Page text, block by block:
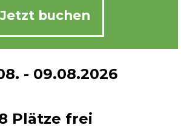
Jetzt buchen
- 09.08.2026
Plätze frei